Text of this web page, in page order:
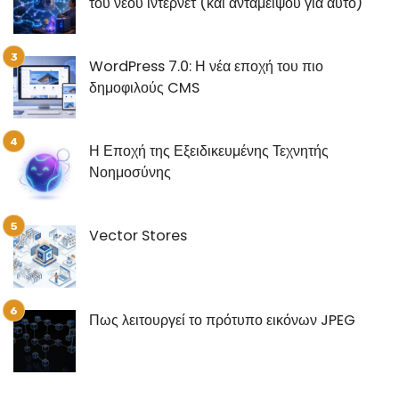
WordPress 7.0: Η νέα εποχή του πιο
δημοφιλούς CMS
Η Εποχή της Εξειδικευμένης Τεχνητής
Νοημοσύνης
Vector Stores
Πως λειτουργεί το πρότυπο εικόνων JPEG